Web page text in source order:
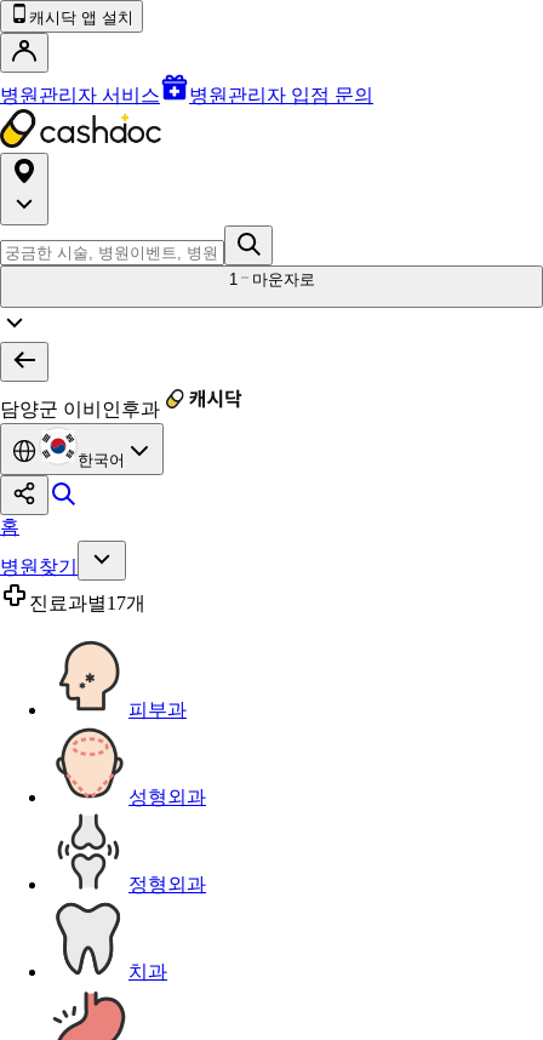
캐시닥 앱 설치
병원관리자 서비스 병원관리자 입점 문의
1 마운자로
담양군 이비인후과
한국어
홈
병원찾기
진료과별17개
피부과
성형외과
정형외과
치과